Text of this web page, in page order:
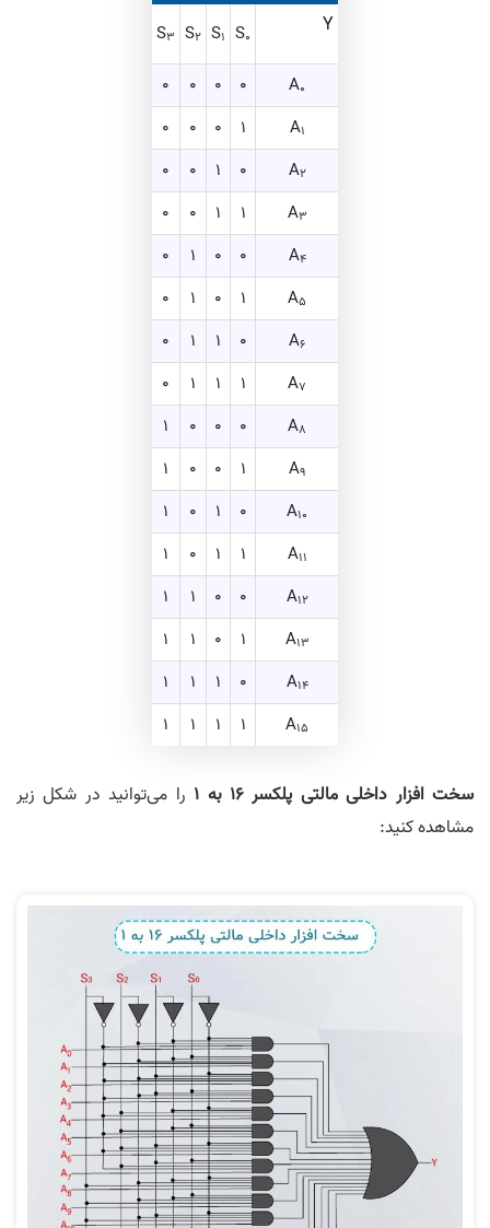
Y
S0
S1
S2
S3
A0
0
0
0
0
A1
1
0
0
0
A2
0
1
0
0
A3
1
1
0
0
A4
0
0
1
0
A5
1
0
1
0
A6
0
1
1
0
A7
1
1
1
0
A8
0
0
0
1
A9
1
0
0
1
A10
0
1
0
1
A11
1
1
0
1
A12
0
0
1
1
A13
1
0
1
1
A14
0
1
1
1
A15
1
1
1
1
سخت افزار داخلی مالتی پلکسر ۱۶ به ۱
را می‌توانید در شکل زیر
مشاهده کنید: